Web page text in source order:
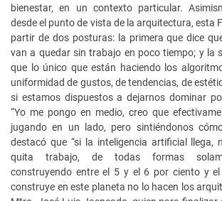
bienestar, en un contexto particular.
desde el punto de vista de la arquitectura, esta
partir de dos posturas: la primera que dice
van a quedar sin trabajo en poco tiempo; y la
que lo único que están haciendo los
uniformidad de gustos, de tendencias, de
si estamos dispuestos a dejarnos dominar
“Yo me pongo en medio, creo que
jugando en un lado, pero sintiéndonos
destacó que “si la inteligencia artificial llega,
quita trabajo, de todas formas
construyendo entre el 5 y el 6 por ciento y
construye en este planeta no lo hacen los